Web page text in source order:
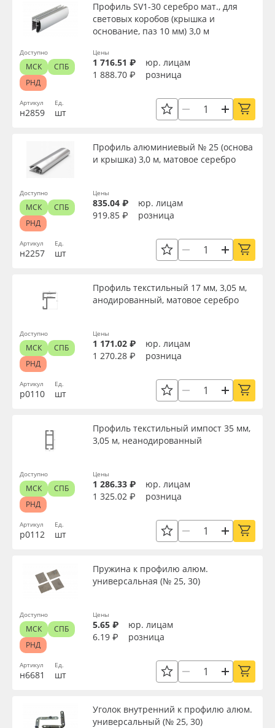
Артикул
н2859
Профиль SV1-30 серебро мат., для
световых коробов (крышка и
основание, паз 10 мм) 3,0 м
Ед.
шт
Цены
1 716.51 ₽
юр. лицам
1 888.70 ₽
розница
Доступно
МСК
СПБ
РНД
Артикул
н2257
Профиль алюминиевый № 25 (основа
и крышка) 3,0 м, матовое серебро
Ед.
шт
Цены
835.04 ₽
юр. лицам
919.85 ₽
розница
Доступно
МСК
СПБ
РНД
Артикул
р0110
Профиль текстильный 17 мм, 3,05 м,
анодированный, матовое серебро
Ед.
шт
Цены
1 171.02 ₽
юр. лицам
1 270.28 ₽
розница
Доступно
МСК
СПБ
РНД
Артикул
р0112
Профиль текстильный импост 35 мм,
3,05 м, неанодированный
Ед.
шт
Цены
1 286.33 ₽
юр. лицам
1 325.02 ₽
розница
Доступно
МСК
СПБ
РНД
Артикул
н6681
Пружина к профилю алюм.
универсальная (№ 25, 30)
Ед.
шт
Цены
5.65 ₽
юр. лицам
6.19 ₽
розница
Доступно
МСК
СПБ
РНД
Уголок внутренний к профилю алюм.
универсальный (№ 25, 30)